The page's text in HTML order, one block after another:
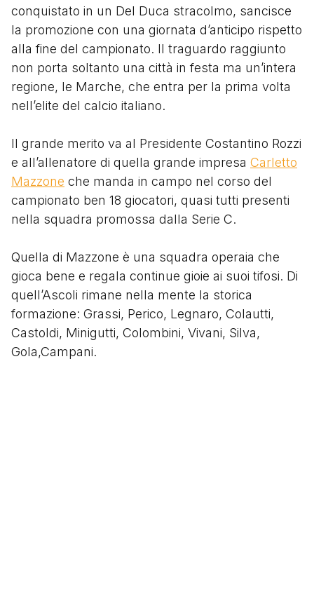
conquistato in un Del Duca stracolmo, sancisce
la promozione con una giornata d’anticipo rispetto
alla fine del campionato. Il traguardo raggiunto
non porta soltanto una città in festa ma un’intera
regione, le Marche, che entra per la prima volta
nell’elite del calcio italiano.
Il grande merito va al Presidente Costantino Rozzi
e all’allenatore di quella grande impresa Carletto
Mazzone che manda in campo nel corso del
campionato ben 18 giocatori, quasi tutti presenti
nella squadra promossa dalla Serie C.
Quella di Mazzone è una squadra operaia che
gioca bene e regala continue gioie ai suoi tifosi. Di
quell’Ascoli rimane nella mente la storica
formazione: Grassi, Perico, Legnaro, Colautti,
Castoldi, Minigutti, Colombini, Vivani, Silva,
Gola,Campani.